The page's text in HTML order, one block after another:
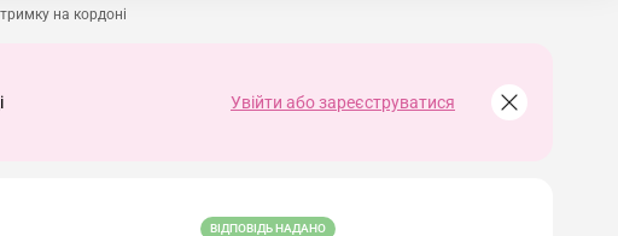
на кордоні
Увійти або зареєструватися
ВІДПОВІДЬ НАДАНО